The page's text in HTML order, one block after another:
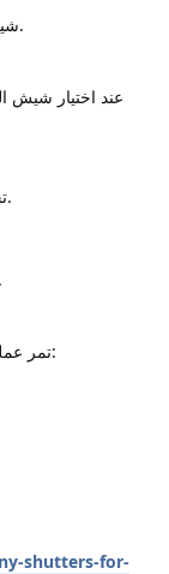
شيش حصيرة بتصميمات حديثة تناسب الفيلات الفاخرة.
عند اختيار شيش
تحديد نظام التشغيل المناسب سواء يدوي أو كهربائي.
الاعتماد على شركة متخصصة في القياس والتركيب.
تمر عملية التركيب بعدة مراحل لضمان أفضل أداء، وتشمل:
shutters-for-